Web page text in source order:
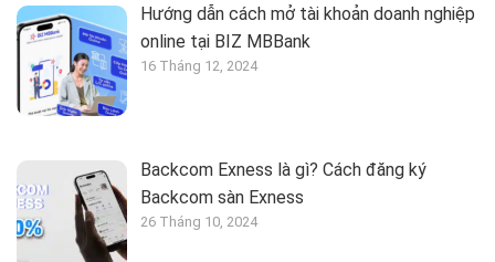
Hướng dẫn cách mở tài khoản doanh nghiệp
online tại BIZ MBBank
16 Tháng 12, 2024
Backcom Exness là gì? Cách đăng ký
Backcom sàn Exness
26 Tháng 10, 2024